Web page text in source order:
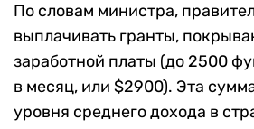
По словам министра,
выплачивать гранты,
заработной платы (до 2500
в месяц, или $2900). Эта
уровня среднего дохода в